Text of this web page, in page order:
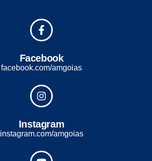
Facebook
facebook.com/amgoias
Instagram
instagram.com/amgoias